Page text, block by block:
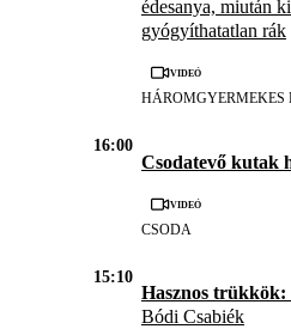
édesanya, miután
gyógyíthatatlan rák
Videó
HÁROMGYERMEKES
16:00
Csodatevő kutak
Videó
CSODA
15:10
Hasznos trükkök:
Bódi Csabiék